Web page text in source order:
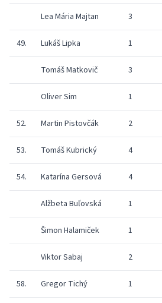
Lea Mária Majtan 3
49. Lukáš Lipka 1
Tomáš Matkovič 3
Oliver Sim 1
52. Martin Pistovčák 2
53. Tomáš Kubrický 4
54. Katarína Gersová 4
Alžbeta Buľovská 1
Šimon Halamiček 1
Viktor Sabaj 2
58. Gregor Tichý 1